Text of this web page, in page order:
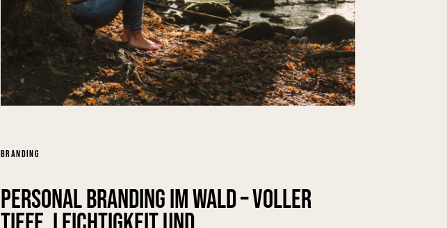
Personal Branding im Wald – voller
BRANDING